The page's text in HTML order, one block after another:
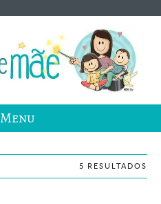
Menu
5 RESULTADOS